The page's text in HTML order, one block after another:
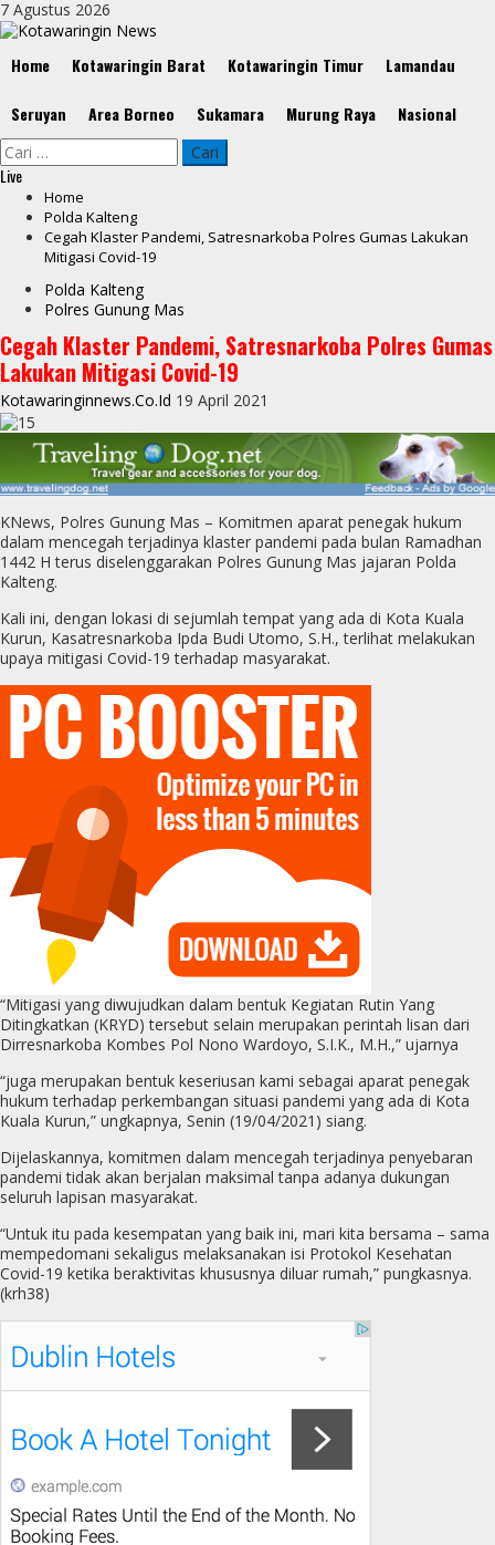
Skip
to
7 Agustus 2026
Menu
Home Kotawaringin Barat Kotawaringin Timur Lamandau
Seruyan Area Borneo Sukamara Murung Raya Nasional
Cari
untuk:
Live
Home
Polda Kalteng
Cegah Klaster Pandemi, Satresnarkoba Polres Gumas Lakukan
Mitigasi Covid-19
Polda Kalteng
Polres Gunung Mas
Cegah Klaster Pandemi, Satresnarkoba Polres Gumas
Lakukan Mitigasi Covid-19
Kotawaringinnews.co.id 19 April 2021
KNews, Polres Gunung Mas – Komitmen aparat penegak hukum
dalam mencegah terjadinya klaster pandemi pada bulan Ramadhan
1442 H terus diselenggarakan Polres Gunung Mas jajaran Polda
Kalteng.
Kali ini, dengan lokasi di sejumlah tempat yang ada di Kota Kuala
Kurun, Kasatresnarkoba Ipda Budi Utomo, S.H., terlihat melakukan
upaya mitigasi Covid-19 terhadap masyarakat.
“Mitigasi yang diwujudkan dalam bentuk Kegiatan Rutin Yang
Ditingkatkan (KRYD) tersebut selain merupakan perintah lisan dari
Dirresnarkoba Kombes Pol Nono Wardoyo, S.I.K., M.H.,” ujarnya
“juga merupakan bentuk keseriusan kami sebagai aparat penegak
hukum terhadap perkembangan situasi pandemi yang ada di Kota
Kuala Kurun,” ungkapnya, Senin (19/04/2021) siang.
Dijelaskannya, komitmen dalam mencegah terjadinya penyebaran
pandemi tidak akan berjalan maksimal tanpa adanya dukungan
seluruh lapisan masyarakat.
“Untuk itu pada kesempatan yang baik ini, mari kita bersama – sama
mempedomani sekaligus melaksanakan isi Protokol Kesehatan
Covid-19 ketika beraktivitas khususnya diluar rumah,” pungkasnya.
(krh38)